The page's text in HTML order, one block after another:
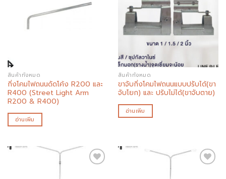
Add to
สินค้าทั้งหมด
กิ่งโคมไฟถนนดัดโค้ง R200 และ
R400 (Street Light Arm
R200 & R400)
อ่านเพิ่ม
Add to
wishlist
สินค้าทั้งหมด
ขาจับกิ่งโคมไฟถนนแบบปรับได้(ขา
จับโยก) และ ปรับไม่ได้(ขาจับตาย)
อ่านเพิ่ม